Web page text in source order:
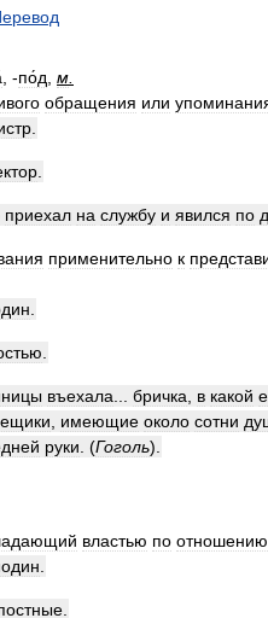
, -по́д м
обращения или
приехал на службу и явился по
применительно к
въехала бричка в какой
имеющие около сотни
руки (Гоголь)
властью по отношению